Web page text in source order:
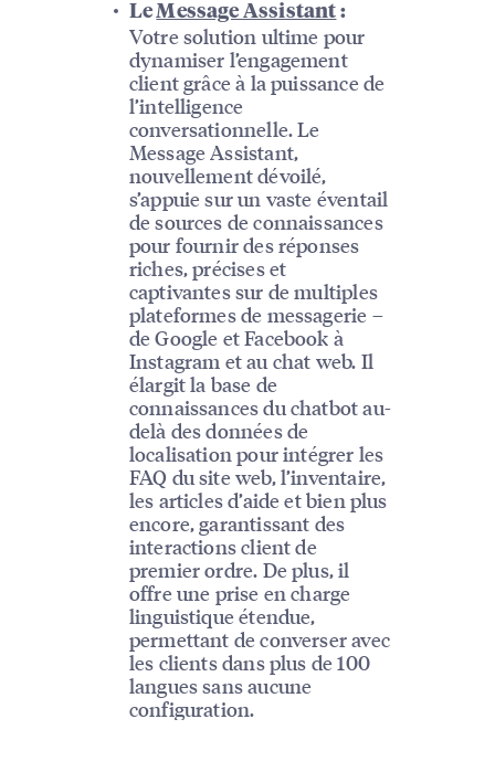
Le Message Assistant :
Votre solution ultime pour
dynamiser l’engagement
client grâce à la puissance de
l’intelligence
conversationnelle. Le
Message Assistant,
nouvellement dévoilé,
s’appuie sur un vaste éventail
de sources de connaissances
pour fournir des réponses
riches, précises et
captivantes sur de multiples
plateformes de messagerie –
de Google et Facebook à
Instagram et au chat web. Il
élargit la base de
connaissances du chatbot au-
delà des données de
localisation pour intégrer les
FAQ du site web, l’inventaire,
les articles d’aide et bien plus
encore, garantissant des
interactions client de
premier ordre. De plus, il
offre une prise en charge
linguistique étendue,
permettant de converser avec
les clients dans plus de 100
langues sans aucune
configuration.